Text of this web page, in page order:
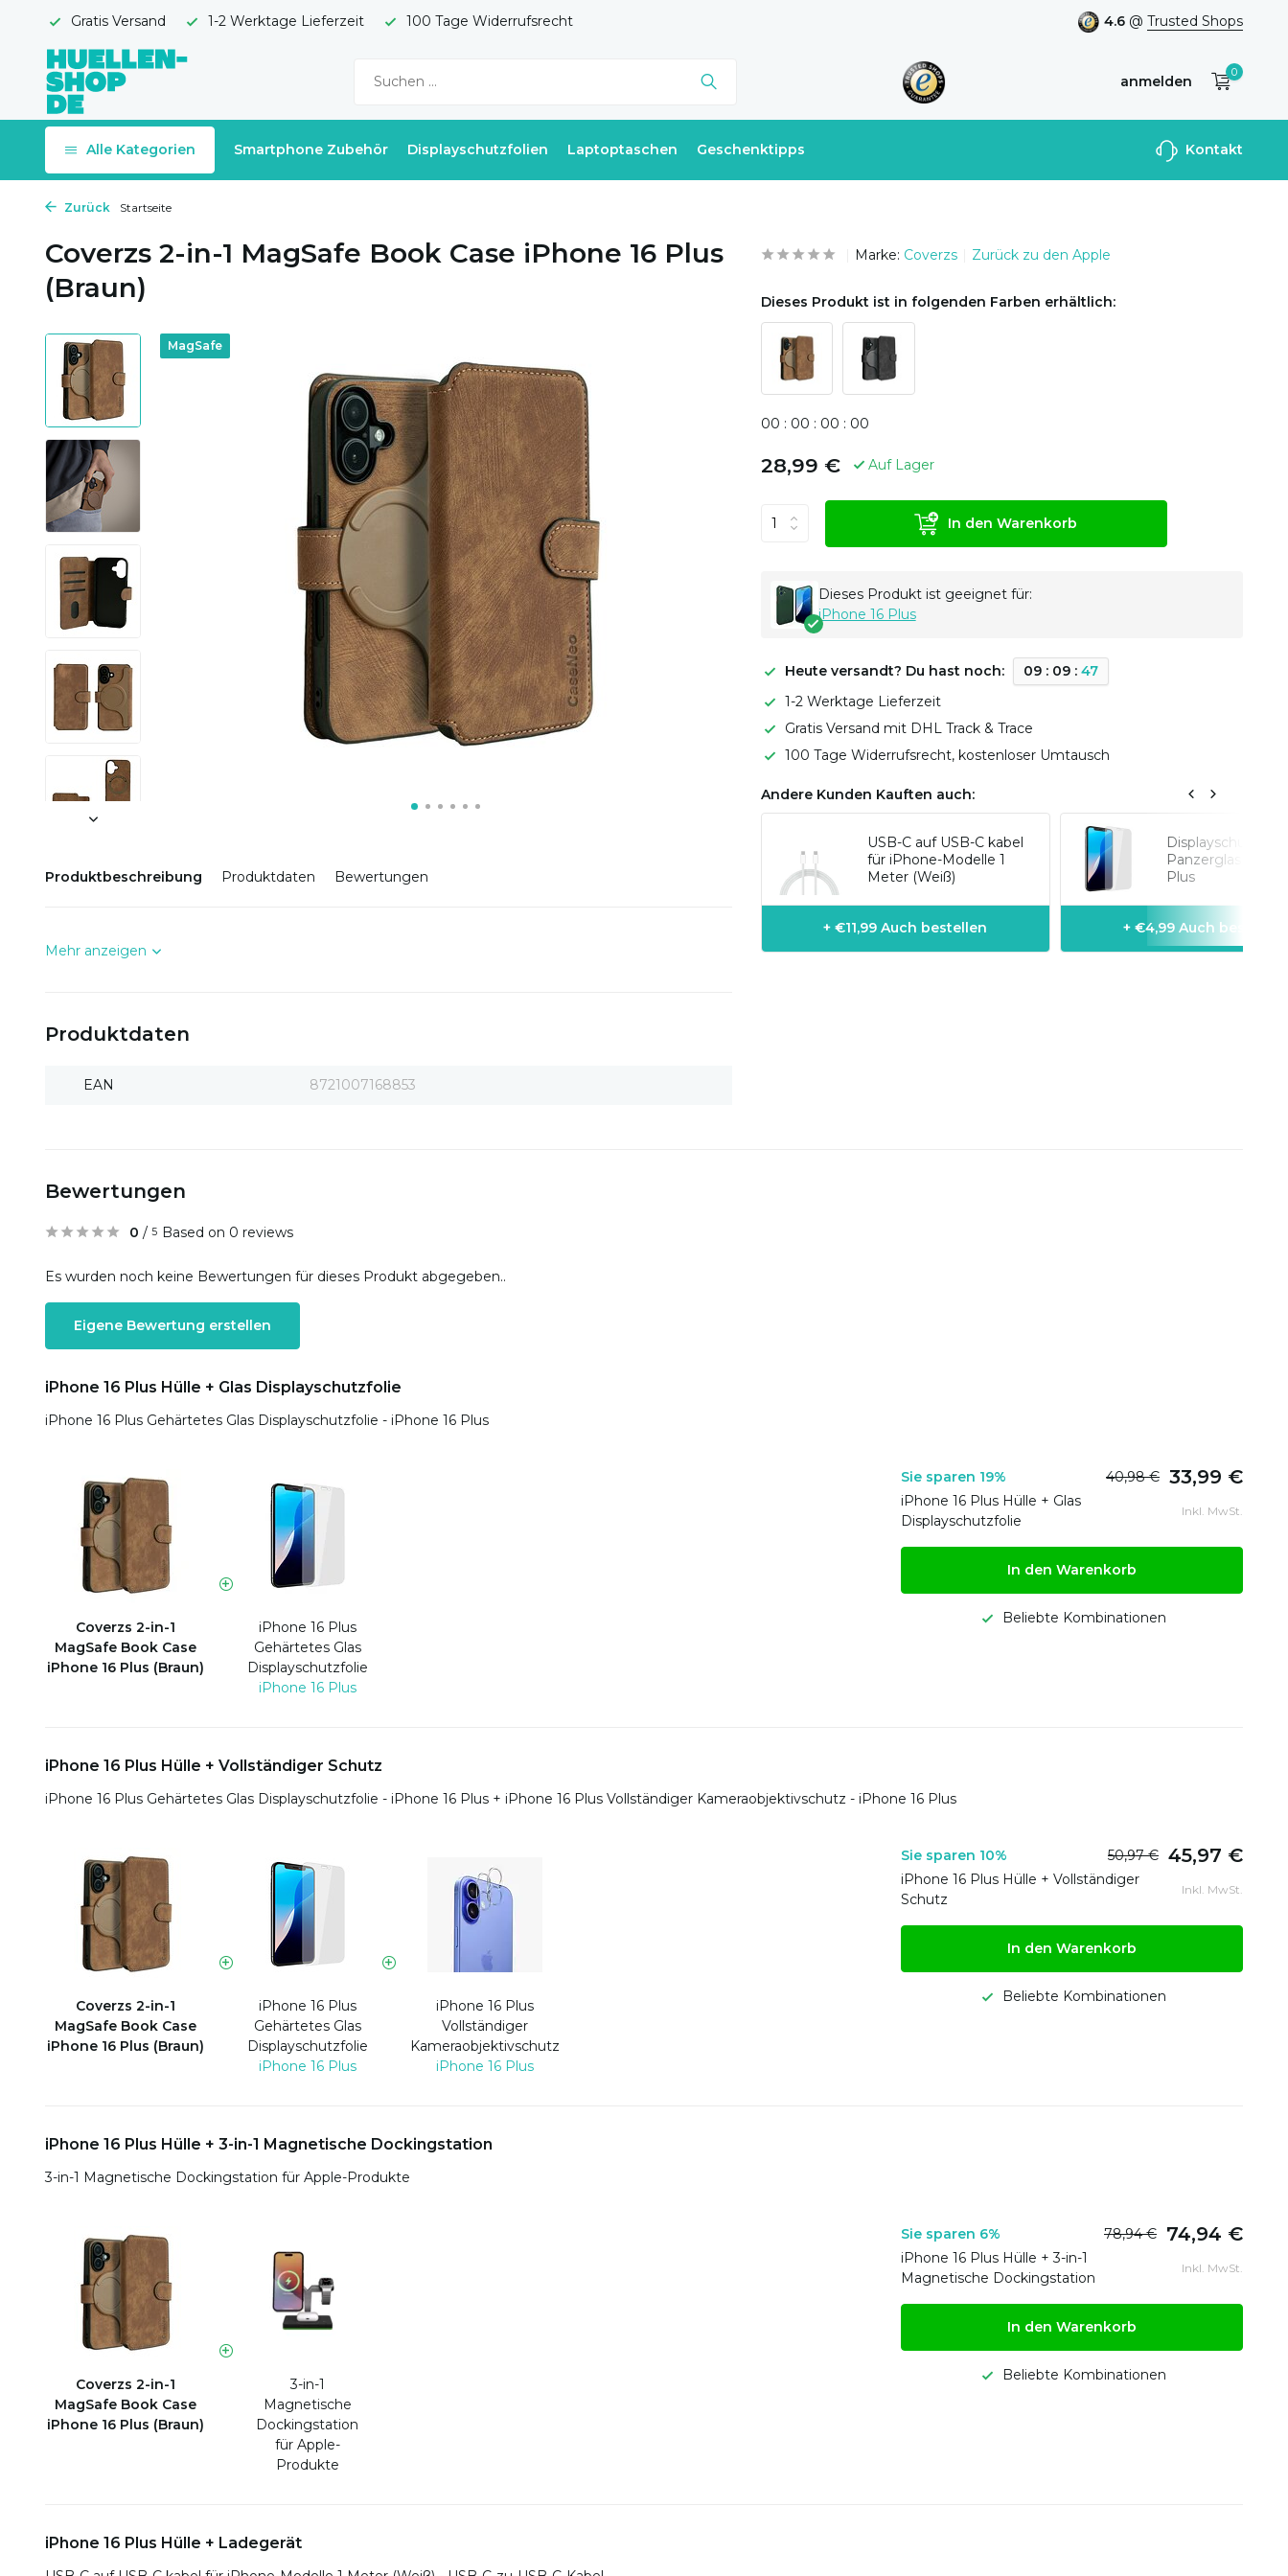
Gratis Versand 1-2 Werktage Lieferzeit 100 Tage Widerrufsrecht 4.6 @ Trusted Shops
anmelden
Benutzerkonto
0
Alle Kategorien Smartphone Zubehör Displayschutzfolien Laptoptaschen Geschenktipps Kontakt
Zurück Startseite
Coverzs 2-in-1 MagSafe Book Case iPhone 16 Plus
(Braun)
MagSafe
Produktbeschreibung Produktdaten Bewertungen
Mehr anzeigen
Produktdaten
EAN 8721007168853
Marke: Coverzs Zurück zu den Apple
Dieses Produkt ist in folgenden Farben erhältlich:
00 : 00 : 00 : 00
28,99 € Auf Lager
In den Warenkorb
Dieses Produkt ist geeignet für:
iPhone 16 Plus
Heute versandt? Du hast noch: 09: 09: 47
1-2 Werktage Lieferzeit
Gratis Versand mit DHL Track & Trace
100 Tage Widerrufsrecht, kostenloser Umtausch
Andere Kunden Kauften auch:
USB-C auf USB-C kabel
für iPhone-Modelle 1
Meter (Weiß)
+ €11,99 Auch bestellen
Displayschutz
Panzerglas
Plus
+ €4,99 Auch bestellen
Bewertungen
0 / 5 Based on 0 reviews
Es wurden noch keine Bewertungen für dieses Produkt abgegeben..
Eigene Bewertung erstellen
iPhone 16 Plus Hülle + Glas Displayschutzfolie
iPhone 16 Plus Gehärtetes Glas Displayschutzfolie - iPhone 16 Plus
Coverzs 2-in-1
MagSafe Book Case
iPhone 16 Plus (Braun)
iPhone 16 Plus
Gehärtetes Glas
Displayschutzfolie
iPhone 16 Plus
Sie sparen 19% 40,98 € 33,99 €
iPhone 16 Plus Hülle + Glas
Displayschutzfolie
Inkl. MwSt.
In den Warenkorb
Beliebte Kombinationen
iPhone 16 Plus Hülle + Vollständiger Schutz
iPhone 16 Plus Gehärtetes Glas Displayschutzfolie - iPhone 16 Plus + iPhone 16 Plus Vollständiger Kameraobjektivschutz - iPhone 16 Plus
Coverzs 2-in-1
MagSafe Book Case
iPhone 16 Plus (Braun)
iPhone 16 Plus
Gehärtetes Glas
Displayschutzfolie
iPhone 16 Plus
iPhone 16 Plus
Vollständiger
Kameraobjektivschutz
iPhone 16 Plus
Sie sparen 10% 50,97 € 45,97 €
iPhone 16 Plus Hülle + Vollständiger
Schutz
Inkl. MwSt.
In den Warenkorb
Beliebte Kombinationen
iPhone 16 Plus Hülle + 3-in-1 Magnetische Dockingstation
3-in-1 Magnetische Dockingstation für Apple-Produkte
Coverzs 2-in-1
MagSafe Book Case
iPhone 16 Plus (Braun)
3-in-1
Magnetische
Dockingstation
für Apple-
Produkte
Sie sparen 6% 78,94 € 74,94 €
iPhone 16 Plus Hülle + 3-in-1
Magnetische Dockingstation
Inkl. MwSt.
In den Warenkorb
Beliebte Kombinationen
iPhone 16 Plus Hülle + Ladegerät